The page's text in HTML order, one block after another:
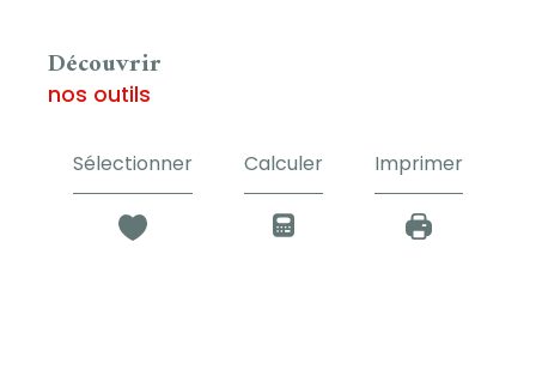
découvrir
nos outils
Sélectionner Calculer Imprimer